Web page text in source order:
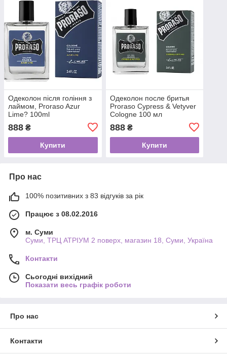
Одеколон після гоління з
лаймом, Proraso Azur
Lime? 100ml
888 ₴
Купити
Одеколон после бритья
Proraso Cypress & Vetyver
Cologne 100 мл
888₴
Купити
Про нас
100% позитивних з 83 відгуків за рік
Працює з 08.02.2016
м. Суми
Суми, ТРЦ АТРІУМ 2 поверх, магазин 18, Суми, Україна
Контакти
Сьогодні вихідний
Показати весь графік роботи
Про нас
Контакти